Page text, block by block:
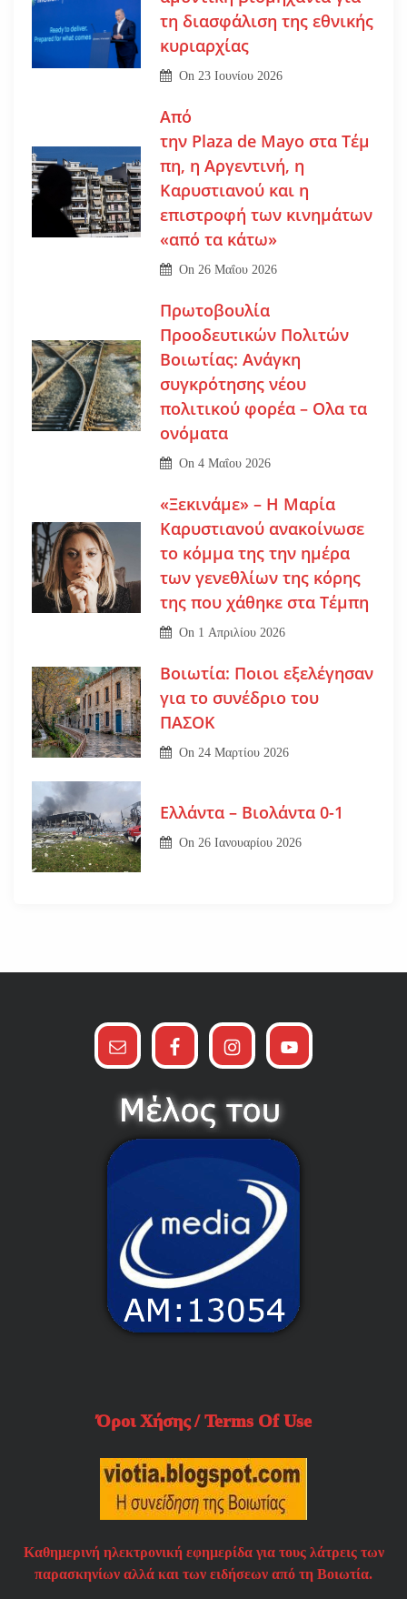
τη διασφάλιση της εθνικής
κυριαρχίας
On 23 Ιουνίου 2026
Από
την Plaza de Mayo στα Τέμ
πη, η Αργεντινή, η
Καρυστιανού και η
επιστροφή των κινημάτων
«από τα κάτω»
On 26 Μαΐου 2026
Πρωτοβουλία
Προοδευτικών Πολιτών
Βοιωτίας: Ανάγκη
συγκρότησης νέου
πολιτικού φορέα – Ολα τα
ονόματα
On4 Μαΐου 2026
«Ξεκινάμε» – Η Μαρία
Καρυστιανού ανακοίνωσε
το κόμμα της την ημέρα
των γενεθλίων της κόρης
της που χάθηκε στα Τέμπη
On 1 Απριλίου 2026
Βοιωτία: Ποιοι εξελέγησαν
για το συνέδριο του
ΠΑΣΟΚ
On 24 Μαρτίου 2026
Ελλάντα – Βιολάντα 0-1
On 26 Ιανουαρίου 2026
Όροι Χήσης / Terms Of Use
Καθημερινή ηλεκτρονική εφημερίδα για τους λάτρεις των
παρασκηνίων αλλά και των ειδήσεων από τη Βοιωτία.